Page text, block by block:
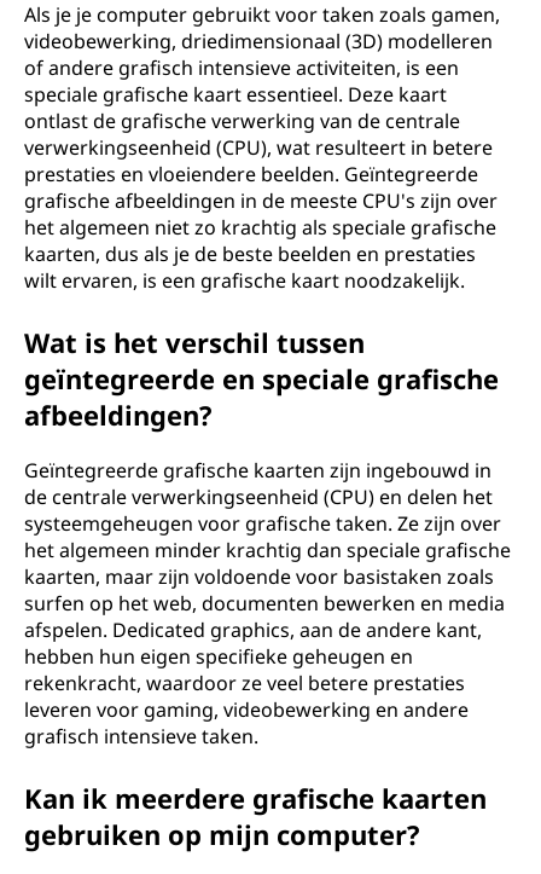
Als je je computer gebruikt voor taken zoals gamen,
videobewerking, driedimensionaal (3D) modelleren
of andere grafisch intensieve activiteiten, is een
speciale grafische kaart essentieel. Deze kaart
ontlast de grafische verwerking van de centrale
verwerkingseenheid (CPU), wat resulteert in betere
prestaties en vloeiendere beelden. Geïntegreerde
grafische afbeeldingen in de meeste CPU's zijn over
het algemeen niet zo krachtig als speciale grafische
kaarten, dus als je de beste beelden en prestaties
wilt ervaren, is een grafische kaart noodzakelijk.
Wat is het verschil tussen
geïntegreerde en speciale grafische
afbeeldingen?
Geïntegreerde grafische kaarten zijn ingebouwd in
de centrale verwerkingseenheid (CPU) en delen het
systeemgeheugen voor grafische taken. Ze zijn over
het algemeen minder krachtig dan speciale grafische
kaarten, maar zijn voldoende voor basistaken zoals
surfen op het web, documenten bewerken en media
afspelen. Dedicated graphics, aan de andere kant,
hebben hun eigen specifieke geheugen en
rekenkracht, waardoor ze veel betere prestaties
leveren voor gaming, videobewerking en andere
grafisch intensieve taken.
Kan ik meerdere grafische kaarten
gebruiken op mijn computer?